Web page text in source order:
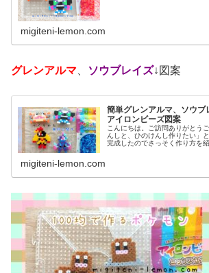
migiteni-lemon.com
グレンアルマ ソウブレイズ↓図案
簡単グレンアルマ、ソウ
アイロンビーズ図案
こんにちは。ご訪問ありがとう
んしと、ひのけんし作りたい」
完成したのでさっそく作り方を
migiteni-lemon.com